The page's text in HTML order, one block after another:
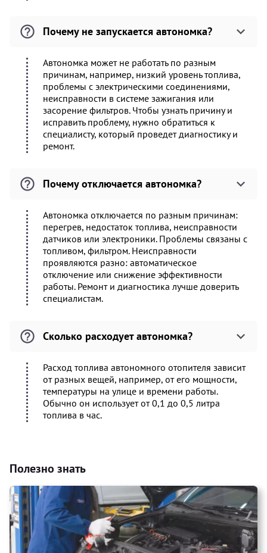
Почему не запускается автономка?
Автономка может не работать по разным
причинам, например, низкий уровень топлива,
проблемы с электрическими соединениями,
неисправности в системе зажигания или
засорение фильтров. Чтобы узнать причину и
исправить проблему, нужно обратиться к
специалисту, который проведет диагностику и
ремонт.
Почему отключается автономка?
Автономка отключается по разным причинам:
перегрев, недостаток топлива, неисправности
датчиков или электроники. Проблемы связаны с
топливом, фильтром. Неисправности
проявляются разно: автоматическое
отключение или снижение эффективности
работы. Ремонт и диагностика лучше доверить
специалистам.
Сколько расходует автономка?
Расход топлива автономного отопителя зависит
от разных вещей, например, от его мощности,
температуры на улице и времени работы.
Обычно он использует от 0,1 до 0,5 литра
топлива в час.
Полезно знать